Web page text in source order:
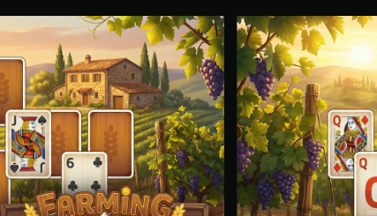
F
a
m
i
n
g
T
r
i
P
e